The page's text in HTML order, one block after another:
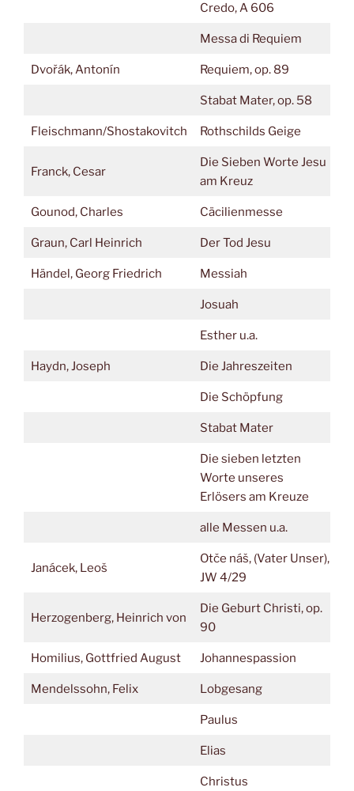
Credo, A 606
Messa di Requiem
Dvořák, Antonín Requiem, op. 89
Stabat Mater, op. 58
Fleischmann/Shostakovitch Rothschilds Geige
Franck, Cesar
Die Sieben Worte Jesu
am Kreuz
Gounod, Charles Cäcilienmesse
Graun, Carl Heinrich Der Tod Jesu
Händel, Georg Friedrich Messiah
Josuah
Esther u.a.
Haydn, Joseph Die Jahreszeiten
Die Schöpfung
Stabat Mater
Die sieben letzten
Worte unseres
Erlösers am Kreuze
alle Messen u.a.
Janácek, Leoš
Otče náš, (Vater Unser),
JW 4/29
Herzogenberg, Heinrich von
Die Geburt Christi, op.
90
Homilius, Gottfried August Johannespassion
Mendelssohn, Felix Lobgesang
Paulus
Elias
Christus